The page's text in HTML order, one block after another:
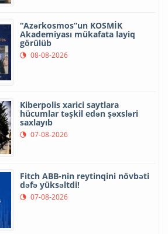
“Azərkosmos”un KOSMİK
Akademiyası mükafata layiq
görülüb
08-08-2026
Kiberpolis xarici saytlara
hücumlar təşkil edən şəxsləri
saxlayıb
07-08-2026
Fitch ABB-nin reytinqini növbəti
dəfə yüksəltdi!
07-08-2026